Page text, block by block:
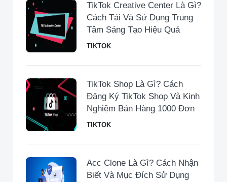
TikTok Creative Center Là Gì?
Cách Tải Và Sử Dụng Trung
Tâm Sáng Tạo Hiệu Quả
TIKTOK
TikTok Shop Là Gì? Cách
Đăng Ký TikTok Shop Và Kinh
Nghiệm Bán Hàng 1000 Đơn
TIKTOK
Acc Clone Là Gì? Cách Nhận
Biết Và Mục Đích Sử Dụng